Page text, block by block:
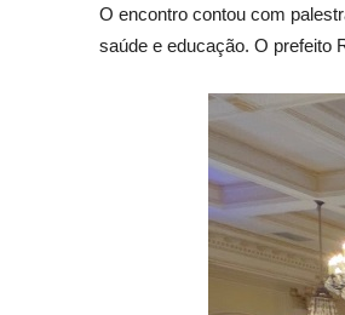
O encontro contou com
saúde e educação. O prefeito